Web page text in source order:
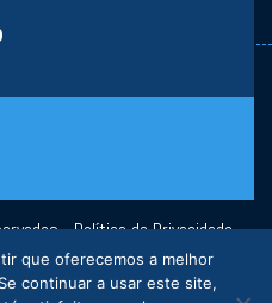
-Política de Privacidade-
Design
que oferecemos a melhor
continuar a usar este site,